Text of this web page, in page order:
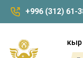
+996 (312) 61-
кыр